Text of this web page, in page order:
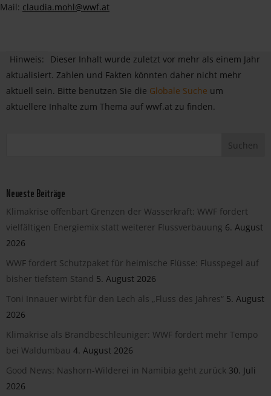
Mail: claudia.mohl@wwf.at
Hinweis:
Dieser Inhalt wurde zuletzt vor mehr als einem Jahr
aktualisiert. Zahlen und Fakten könnten daher nicht mehr
aktuell sein. Bitte benutzen Sie die Globale Suche um
aktuellere Inhalte zum Thema auf wwf.at zu finden.
Neueste Beiträge
Klimakrise offenbart Grenzen der Wasserkraft: WWF fordert
vielfältigen Energiemix statt weiterer Flussverbauung 6. August
2026
WWF fordert Schutzpaket für heimische Flüsse: Flusspegel auf
bisher tiefstem Stand 5. August 2026
Toni Innauer wirbt für den Lech als „Fluss des Jahres“ 5. August
2026
Klimakrise als Brandbeschleuniger: WWF fordert mehr Tempo
bei Waldumbau 4. August 2026
Good News: Nashorn-Wilderei in Namibia geht zurück 30. Juli
2026